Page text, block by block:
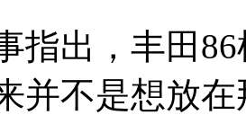
指出，丰田
并不是想放